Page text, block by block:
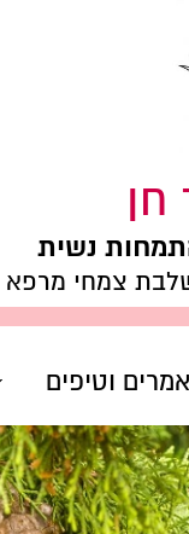
חן
וטיפים
נשית
צמחי מרפא